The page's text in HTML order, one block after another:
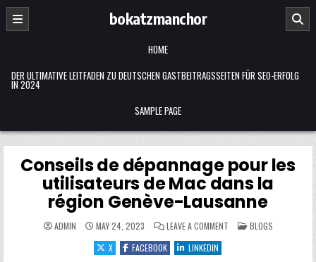
Skip
content
bokatzmanchor
HOME
DER ULTIMATIVE LEITFADEN ZU DEUTSCHEN GASTBEITRAGSSEITEN FÜR SEO-ERFOLG
IN 2024
SAMPLE PAGE
Conseils de dépannage pour les
utilisateurs de Mac dans la
région Genève-Lausanne
ADMIN MAY 24, 2023 LEAVE A COMMENTON
CONSEILS
POSTED
IN
BLOGS
X
FACEBOOK LINKEDIN